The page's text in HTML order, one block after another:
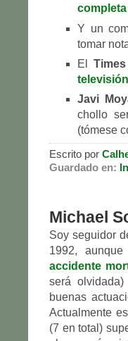
Y un
tomar
ElTimes
Javi
chollo
(tómese
Escrito por
Guardado en:
Michael
Soy seguidor
1992,
accidente
será
buenas
Actualmente
(7 en total)